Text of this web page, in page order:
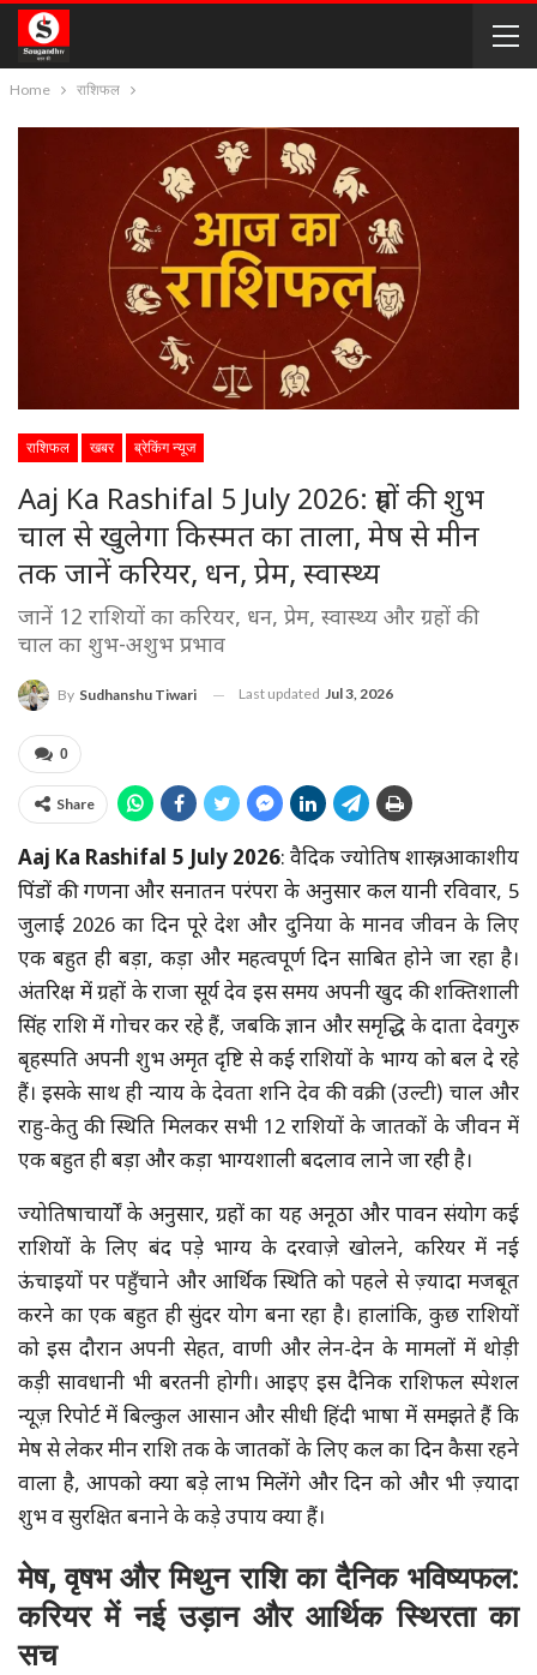
Home राशिफल
राशिफल खबर ब्रेकिंग न्यूज
Aaj Ka Rashifal 5 July 2026: ग्रहों की शुभ
चाल से खुलेगा किस्मत का ताला, मेष से मीन
तक जानें करियर, धन, प्रेम, स्वास्थ्य
जानें 12 राशियों का करियर, धन, प्रेम, स्वास्थ्य और ग्रहों की
चाल का शुभ-अशुभ प्रभाव
By Sudhanshu Tiwari Last updated Jul 3, 2026
0
Share
Aaj Ka Rashifal 5 July 2026: वैदिक ज्योतिष शास्त्र, आकाशीय
पिंडों की गणना और सनातन परंपरा के अनुसार कल यानी रविवार, 5
जुलाई 2026 का दिन पूरे देश और दुनिया के मानव जीवन के लिए
एक बहुत ही बड़ा, कड़ा और महत्वपूर्ण दिन साबित होने जा रहा है।
अंतरिक्ष में ग्रहों के राजा सूर्य देव इस समय अपनी खुद की शक्तिशाली
सिंह राशि में गोचर कर रहे हैं, जबकि ज्ञान और समृद्धि के दाता देवगुरु
बृहस्पति अपनी शुभ अमृत दृष्टि से कई राशियों के भाग्य को बल दे रहे
हैं। इसके साथ ही न्याय के देवता शनि देव की वक्री (उल्टी) चाल और
राहु-केतु की स्थिति मिलकर सभी 12 राशियों के जातकों के जीवन में
एक बहुत ही बड़ा और कड़ा भाग्यशाली बदलाव लाने जा रही है।
ज्योतिषाचार्यों के अनुसार, ग्रहों का यह अनूठा और पावन संयोग कई
राशियों के लिए बंद पड़े भाग्य के दरवाज़े खोलने, करियर में नई
ऊंचाइयों पर पहुँचाने और आर्थिक स्थिति को पहले से ज़्यादा मजबूत
करने का एक बहुत ही सुंदर योग बना रहा है। हालांकि, कुछ राशियों
को इस दौरान अपनी सेहत, वाणी और लेन-देन के मामलों में थोड़ी
कड़ी सावधानी भी बरतनी होगी। आइए इस दैनिक राशिफल स्पेशल
न्यूज़ रिपोर्ट में बिल्कुल आसान और सीधी हिंदी भाषा में समझते हैं कि
मेष से लेकर मीन राशि तक के जातकों के लिए कल का दिन कैसा रहने
वाला है, आपको क्या बड़े लाभ मिलेंगे और दिन को और भी ज़्यादा
शुभ व सुरक्षित बनाने के कड़े उपाय क्या हैं।
मेष, वृषभ और मिथुन राशि का दैनिक भविष्यफल:
करियर में नई उड़ान और आर्थिक स्थिरता का
सच